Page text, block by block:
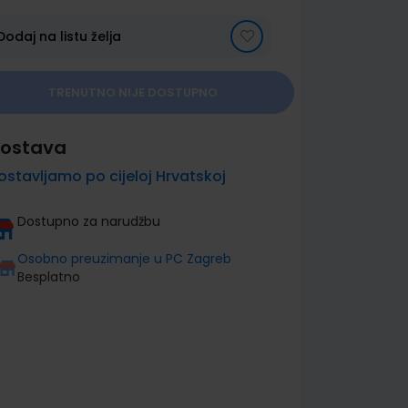
na listu želja
po cijeloj Hrvatskoj
Dostupno za narudžbu
Osobno preuzimanje u PC Zagreb
Besplatno